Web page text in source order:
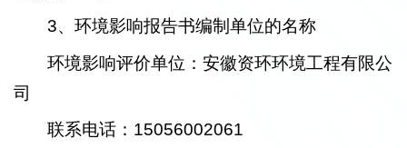
3、环境影响报告书编制单位的名称
环境影响评价单位：安徽资环环境工程有限公
司
联系电话：15056002061